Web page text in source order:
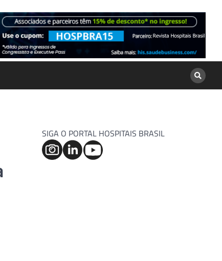
SIGA O PORTAL HOSPITAIS BRASIL